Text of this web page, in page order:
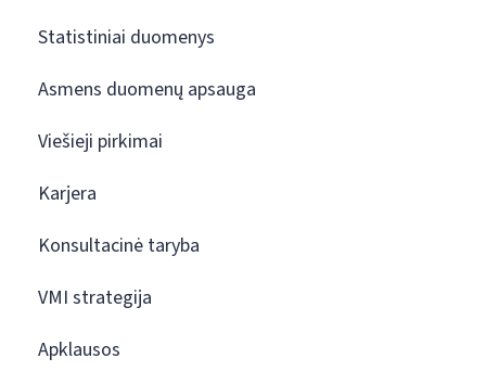
Statistiniai duomenys
Asmens duomenų apsauga
Viešieji pirkimai
Karjera
Konsultacinė taryba
VMI strategija
Apklausos